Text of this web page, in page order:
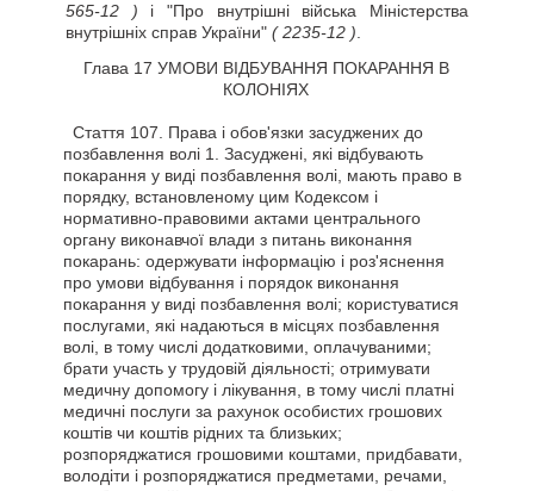
565-12 ) і "Про внутрішні війська Міністерства
внутрішніх справ України" ( 2235-12 )
Глава 17 УМОВИ ВІДБУВАННЯ ПОКАРАННЯ В
КОЛОНІЯХ
Стаття 107. Права і обов'язки засуджених до
позбавлення волі 1. Засуджені, які відбувають
покарання у виді позбавлення волі, мають право в
порядку, встановленому цим Кодексом і
нормативно-правовими актами центрального
органу виконавчої влади з питань виконання
покарань: одержувати інформацію і роз'яснення
про умови відбування і порядок виконання
покарання у виді позбавлення волі; користуватися
послугами, які надаються в місцях позбавлення
волі, в тому числі додатковими, оплачуваними;
брати участь у трудовій діяльності; отримувати
медичну допомогу і лікування, в тому числі платні
медичні послуги за рахунок особистих грошових
коштів чи коштів рідних та близьких;
розпоряджатися грошовими коштами, придбавати,
володіти і розпоряджатися предметами, речами,